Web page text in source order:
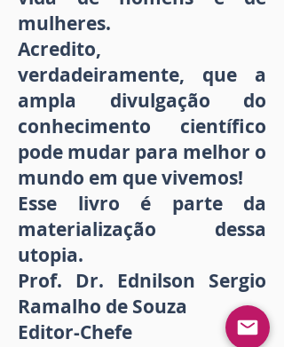
mulheres.
Acredito,
verdadeiramente, que a
ampla divulgação do
conhecimento científico
pode mudar para melhor o
mundo em que vivemos!
Esse livro é parte da
materialização dessa
utopia.
Prof. Dr. Ednilson Sergio
Ramalho de Souza
Editor-Chefe